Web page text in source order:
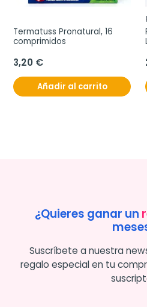
Termatuss Pronatural, 16
comprimidos
3,20 €
Añadir al carrito
¿Quieres ganar un
Suscríbete a nuestra
regalo especial en tu